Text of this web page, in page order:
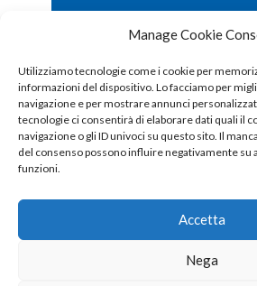
Manage Cookie
Utilizziamo tecnologie come i cookie per
informazioni del dispositivo. Lo facciamo per
navigazione e per mostrare annunci
tecnologie ci consentirà di elaborare dati quali il
navigazione o gli ID univoci su questo sito. Il
del consenso possono influire negativamente su
funzioni.
Accetta
Nega
Follow us!